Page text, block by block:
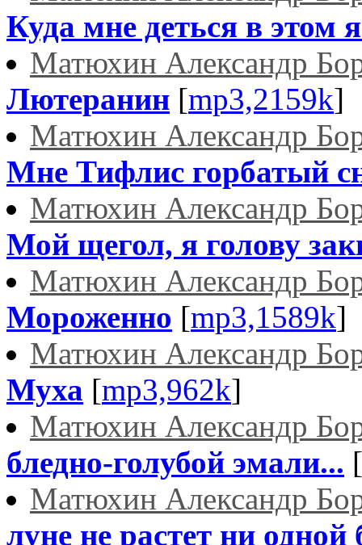
Куда мне деться в этом
Матюхин Александр
Лютеранин [mp3,2159k]
Матюхин Александр
Мне Тифлис горбатый
Матюхин Александр
Мой щегол, я голову
Матюхин Александр
Мороженно [mp3,1589k]
Матюхин Александр
Муха [mp3,962k]
Матюхин Александр
бледно-голубой эмали... [
Матюхин Александр
луне не растет ни